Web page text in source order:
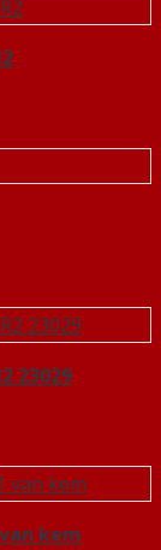
23029
kem